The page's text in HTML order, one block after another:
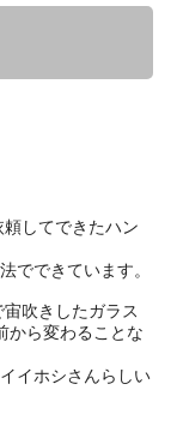
してできたハン
でできています。
吹きしたガラス
から変わることな
イホシさんらしい